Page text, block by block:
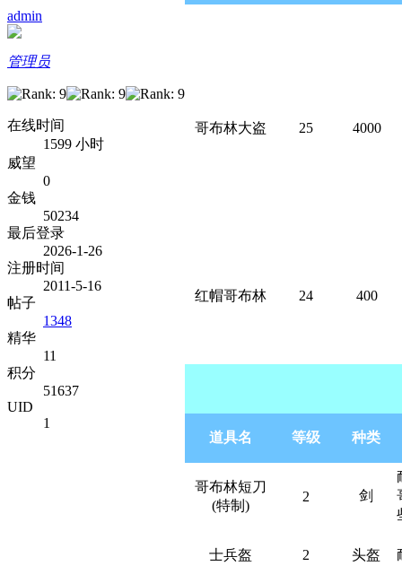
admin
管理员
在线时间
1599 小时
威望
0
金钱
50234
最后登录
2026-1-26
注册时间
2011-5-16
帖子
1348
精华
11
积分
51637
UID
1
哥布林大盗 25 4000
红帽哥布林 24 400
道具名 等级 种类
哥布林短刀
(特制)
2 剑
士兵盔 2 头盔